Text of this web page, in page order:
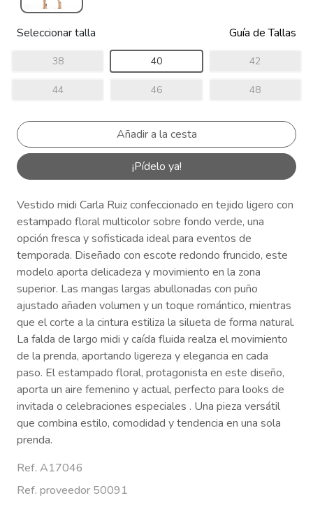
Seleccionar talla Guía de Tallas
38 40 42
44 46 48
¡Pídelo ya!
Vestido midi Carla Ruiz confeccionado en tejido ligero con
estampado floral multicolor sobre fondo verde, una
opción fresca y sofisticada ideal para eventos de
temporada. Diseñado con escote redondo fruncido, este
modelo aporta delicadeza y movimiento en la zona
superior. Las mangas largas abullonadas con puño
ajustado añaden volumen y un toque romántico, mientras
que el corte a la cintura estiliza la silueta de forma natural.
La falda de largo midi y caída fluida realza el movimiento
de la prenda, aportando ligereza y elegancia en cada
paso. El estampado floral, protagonista en este diseño,
aporta un aire femenino y actual, perfecto para looks de
invitada o celebraciones especiales . Una pieza versátil
que combina estilo, comodidad y tendencia en una sola
prenda.
Ref. A17046
Ref. proveedor 50091